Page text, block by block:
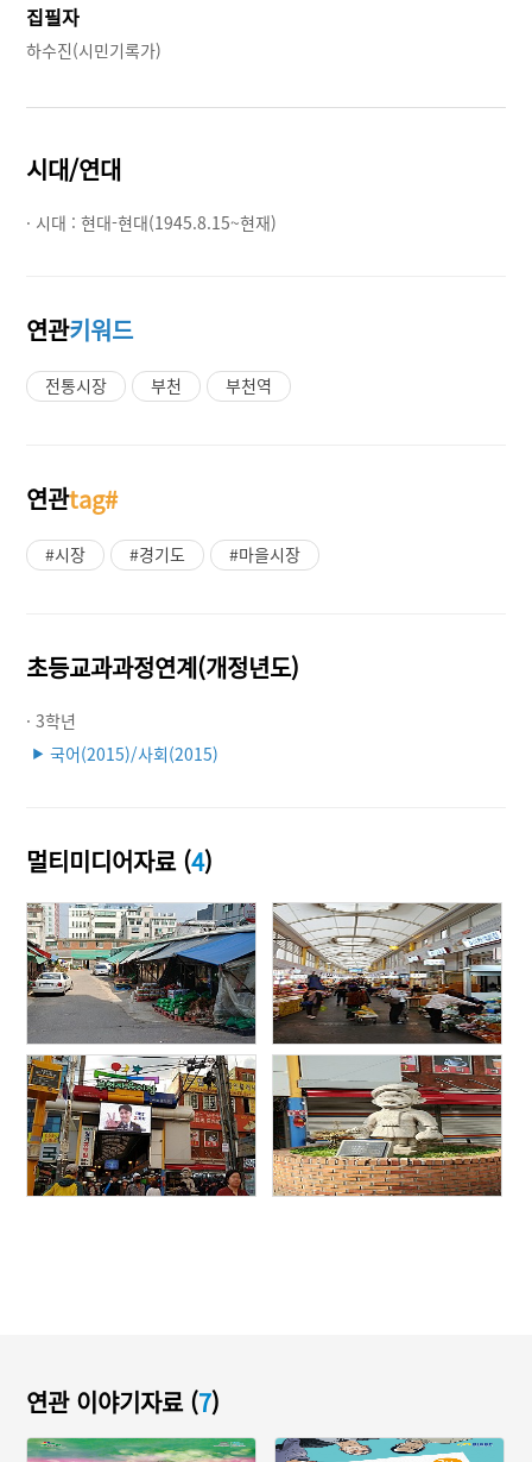
집필자
하수진(시민기록가)
시대/연대
· 시대 :현대-현대(1945.8.15~현재)
연관키워드
전통시장 부천 부천역
연관tag#
#시장 #경기도 #마을시장
초등교과과정연계(개정년도)
· 3학년
▶ 국어(2015)/사회(2015)
멀티미디어자료 (4)
연관 이야기자료 (7)